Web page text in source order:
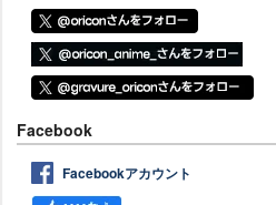
Facebook
Facebookアカウント